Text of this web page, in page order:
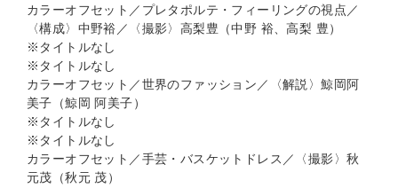
カラーオフセット／プレタポルテ・フィーリングの視点／
〈構成〉中野裕／〈撮影〉高梨豊（中野 裕、高梨 豊）
※タイトルなし
※タイトルなし
カラーオフセット／世界のファッション／〈解説〉鯨岡阿
美子（鯨岡 阿美子）
※タイトルなし
※タイトルなし
カラーオフセット／手芸・バスケットドレス／〈撮影〉秋
元茂（秋元 茂）